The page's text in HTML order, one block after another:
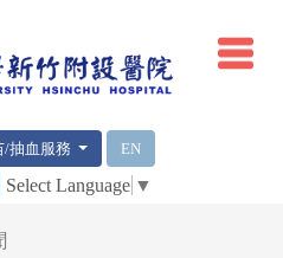
/抽血服務 EN
Select Language ▼